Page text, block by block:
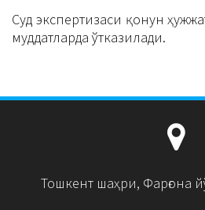
Суд экспертизаси қонун
муддатларда ўтказилади.
Тошкент шаҳри, Фарғона